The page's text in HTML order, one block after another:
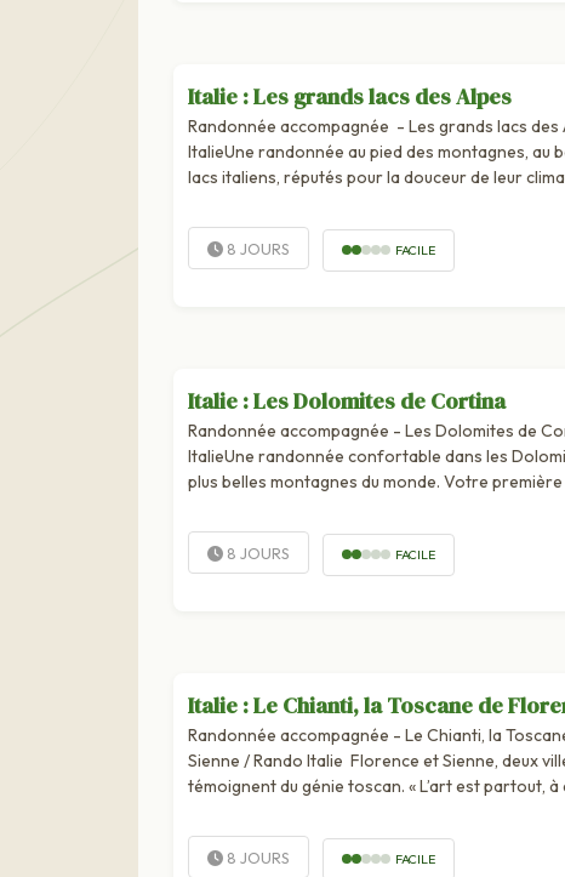
Italie : Les grands lacs des Alpes
Randonnée accompagnée - Les grands lacs des
ItalieUne randonnée au pied des montagnes, au
lacs italiens, réputés pour la douceur de leur
8 JOURS FACILE
Italie : Les Dolomites de Cortina
Randonnée accompagnée - Les Dolomites de
ItalieUne randonnée confortable dans les
plus belles montagnes du monde. Votre
8 JOURS FACILE
Italie : Le Chianti, la Toscane de
Randonnée accompagnée - Le Chianti, la
Sienne / Rando Italie Florence et Sienne, deux
témoignent du génie toscan. « L’art est partout,
8 JOURS FACILE